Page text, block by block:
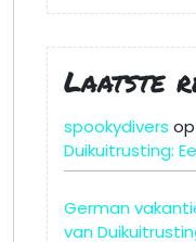
Laatste
spookydivers op
Duikuitrusting:
German
van